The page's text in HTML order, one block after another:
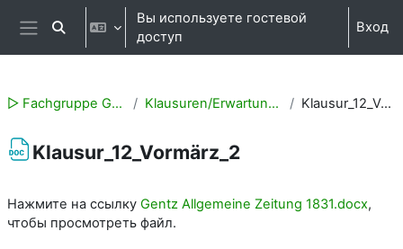
Перейти к основному содержанию
Боковая панель
Изменить данные поисковой строки
Вы используете гостевой
доступ
Вход
▻ Fachgruppe Geschichte Klausuren/Erwartungshorizonte Klausur_12_Vormärz_2
Klausur_12_Vormärz_2
Нажмите на ссылку Gentz Allgemeine Zeitung 1831.docx,
чтобы просмотреть файл.